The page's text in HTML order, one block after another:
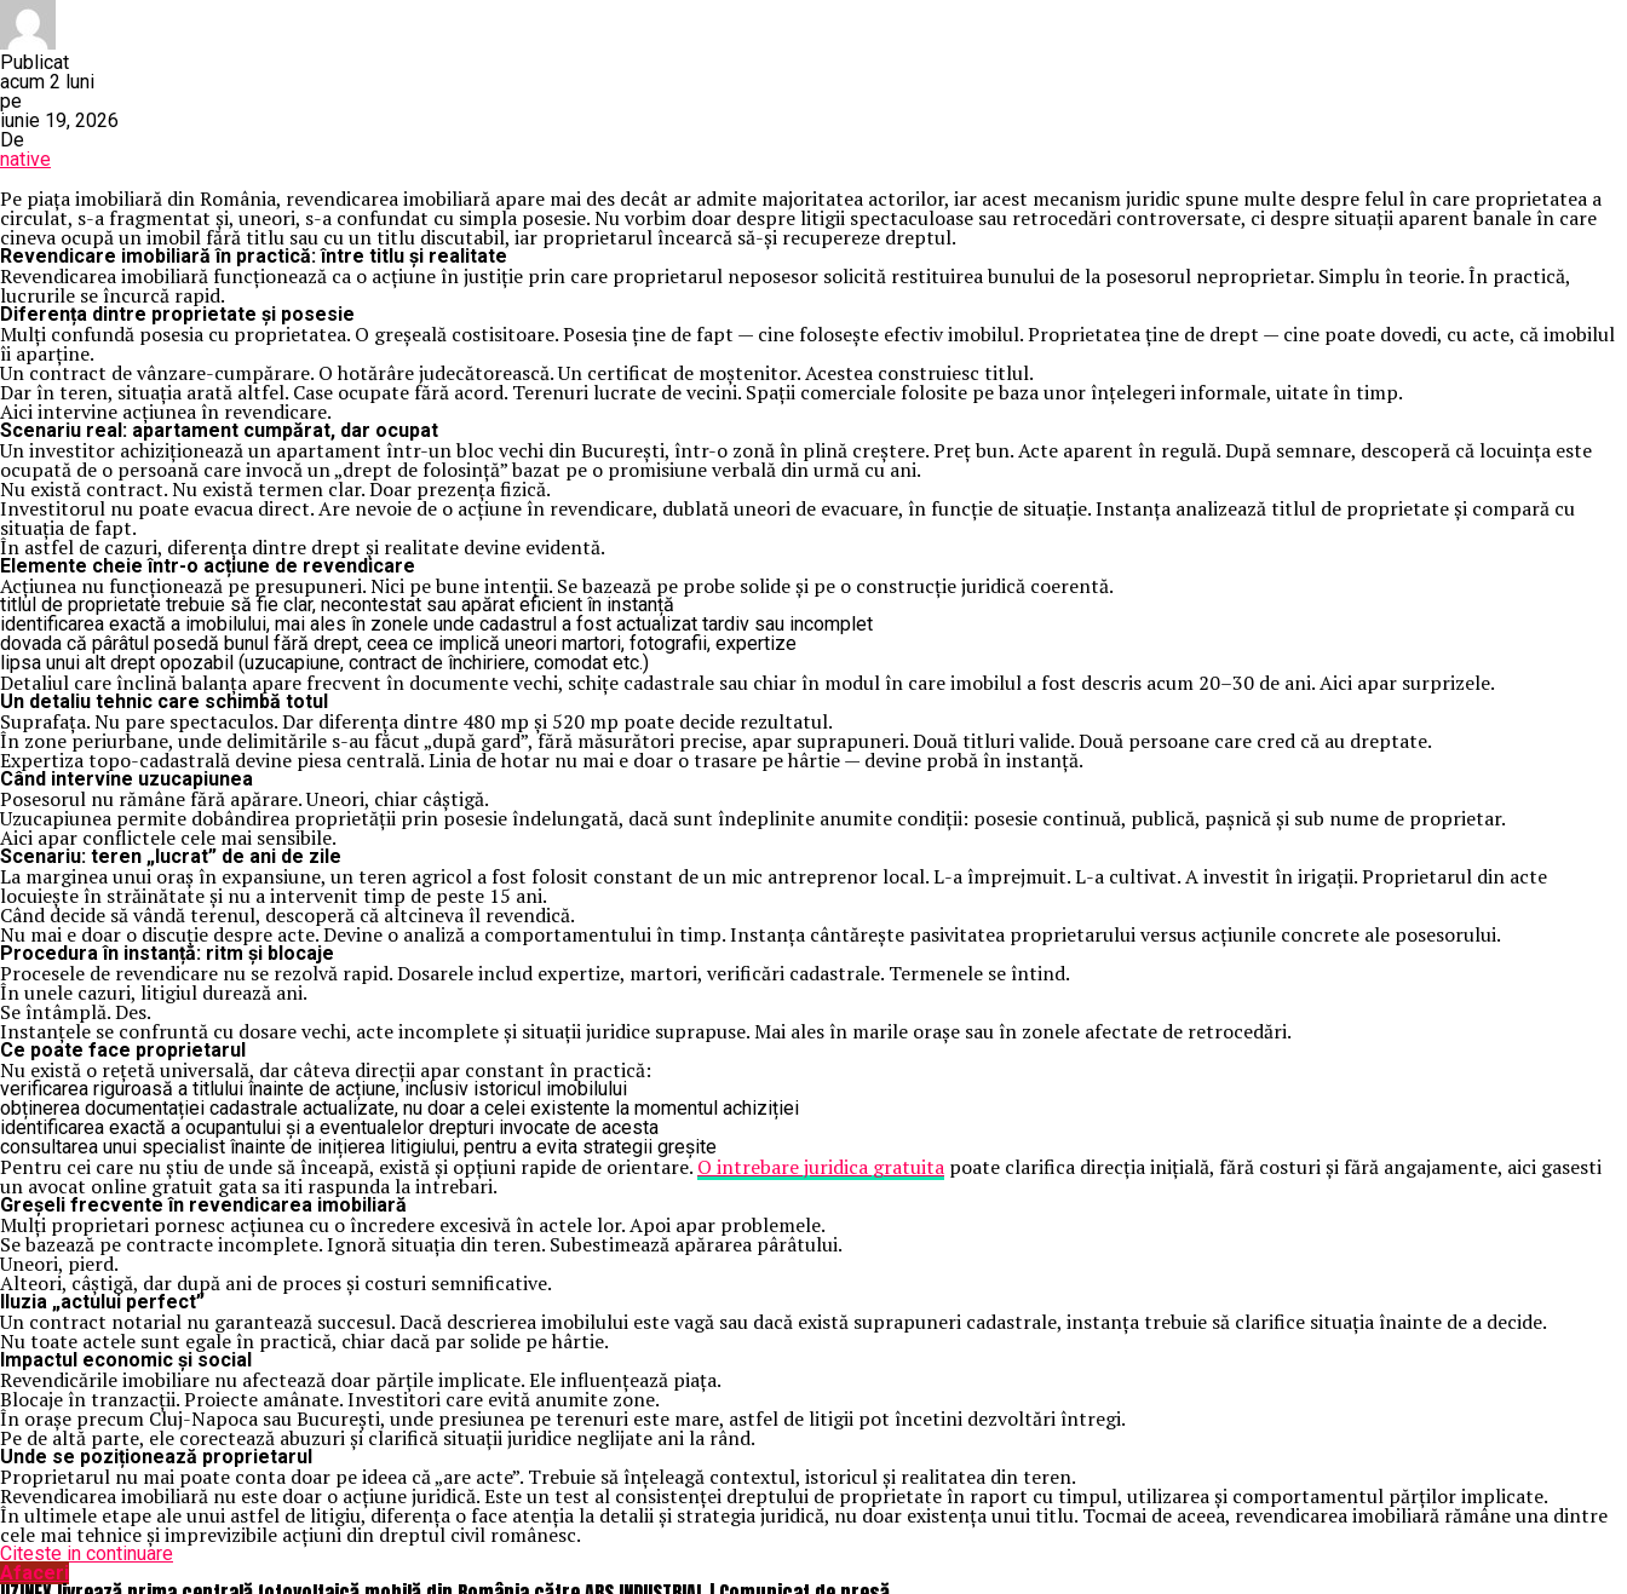
Publicat
acum 2 luni
pe
iunie 19, 2026
De
native
Pe piața imobiliară din România, revendicarea imobiliară apare mai des decât ar admite majoritatea actorilor, iar acest mecanism juridic spune multe despre felul în care proprietatea a
circulat, s-a fragmentat și, uneori, s-a confundat cu simpla posesie. Nu vorbim doar despre litigii spectaculoase sau retrocedări controversate, ci despre situații aparent banale în care
cineva ocupă un imobil fără titlu sau cu un titlu discutabil, iar proprietarul încearcă să-și recupereze dreptul.
Revendicare imobiliară în practică: între titlu și realitate
Revendicarea imobiliară funcționează ca o acțiune în justiție prin care proprietarul neposesor solicită restituirea bunului de la posesorul neproprietar. Simplu în teorie. În practică,
lucrurile se încurcă rapid.
Diferența dintre proprietate și posesie
Mulți confundă posesia cu proprietatea. O greșeală costisitoare. Posesia ține de fapt — cine folosește efectiv imobilul. Proprietatea ține de drept — cine poate dovedi, cu acte, că imobilul
îi aparține.
Un contract de vânzare-cumpărare. O hotărâre judecătorească. Un certificat de moștenitor. Acestea construiesc titlul.
Dar în teren, situația arată altfel. Case ocupate fără acord. Terenuri lucrate de vecini. Spații comerciale folosite pe baza unor înțelegeri informale, uitate în timp.
Aici intervine acțiunea în revendicare.
Scenariu real: apartament cumpărat, dar ocupat
Un investitor achiziționează un apartament într-un bloc vechi din București, într-o zonă în plină creștere. Preț bun. Acte aparent în regulă. După semnare, descoperă că locuința este
ocupată de o persoană care invocă un „drept de folosință” bazat pe o promisiune verbală din urmă cu ani.
Nu există contract. Nu există termen clar. Doar prezența fizică.
Investitorul nu poate evacua direct. Are nevoie de o acțiune în revendicare, dublată uneori de evacuare, în funcție de situație. Instanța analizează titlul de proprietate și compară cu
situația de fapt.
În astfel de cazuri, diferența dintre drept și realitate devine evidentă.
Elemente cheie într-o acțiune de revendicare
Acțiunea nu funcționează pe presupuneri. Nici pe bune intenții. Se bazează pe probe solide și pe o construcție juridică coerentă.
titlul de proprietate trebuie să fie clar, necontestat sau apărat eficient în instanță
identificarea exactă a imobilului, mai ales în zonele unde cadastrul a fost actualizat tardiv sau incomplet
dovada că pârâtul posedă bunul fără drept, ceea ce implică uneori martori, fotografii, expertize
lipsa unui alt drept opozabil (uzucapiune, contract de închiriere, comodat etc.)
Detaliul care înclină balanța apare frecvent în documente vechi, schițe cadastrale sau chiar în modul în care imobilul a fost descris acum 20–30 de ani. Aici apar surprizele.
Un detaliu tehnic care schimbă totul
Suprafața. Nu pare spectaculos. Dar diferența dintre 480 mp și 520 mp poate decide rezultatul.
În zone periurbane, unde delimitările s-au făcut „după gard”, fără măsurători precise, apar suprapuneri. Două titluri valide. Două persoane care cred că au dreptate.
Expertiza topo-cadastrală devine piesa centrală. Linia de hotar nu mai e doar o trasare pe hârtie — devine probă în instanță.
Când intervine uzucapiunea
Posesorul nu rămâne fără apărare. Uneori, chiar câștigă.
Uzucapiunea permite dobândirea proprietății prin posesie îndelungată, dacă sunt îndeplinite anumite condiții: posesie continuă, publică, pașnică și sub nume de proprietar.
Aici apar conflictele cele mai sensibile.
Scenariu: teren „lucrat” de ani de zile
La marginea unui oraș în expansiune, un teren agricol a fost folosit constant de un mic antreprenor local. L-a împrejmuit. L-a cultivat. A investit în irigații. Proprietarul din acte
locuiește în străinătate și nu a intervenit timp de peste 15 ani.
Când decide să vândă terenul, descoperă că altcineva îl revendică.
Nu mai e doar o discuție despre acte. Devine o analiză a comportamentului în timp. Instanța cântărește pasivitatea proprietarului versus acțiunile concrete ale posesorului.
Procedura în instanță: ritm și blocaje
Procesele de revendicare nu se rezolvă rapid. Dosarele includ expertize, martori, verificări cadastrale. Termenele se întind.
În unele cazuri, litigiul durează ani.
Se întâmplă. Des.
Instanțele se confruntă cu dosare vechi, acte incomplete și situații juridice suprapuse. Mai ales în marile orașe sau în zonele afectate de retrocedări.
Ce poate face proprietarul
Nu există o rețetă universală, dar câteva direcții apar constant în practică:
verificarea riguroasă a titlului înainte de acțiune, inclusiv istoricul imobilului
obținerea documentației cadastrale actualizate, nu doar a celei existente la momentul achiziției
identificarea exactă a ocupantului și a eventualelor drepturi invocate de acesta
consultarea unui specialist înainte de inițierea litigiului, pentru a evita strategii greșite
Pentru cei care nu știu de unde să înceapă, există și opțiuni rapide de orientare. O intrebare juridica gratuita poate clarifica direcția inițială, fără costuri și fără angajamente, aici gasesti
un avocat online gratuit gata sa iti raspunda la intrebari.
Greșeli frecvente în revendicarea imobiliară
Mulți proprietari pornesc acțiunea cu o încredere excesivă în actele lor. Apoi apar problemele.
Se bazează pe contracte incomplete. Ignoră situația din teren. Subestimează apărarea pârâtului.
Uneori, pierd.
Alteori, câștigă, dar după ani de proces și costuri semnificative.
Iluzia „actului perfect”
Un contract notarial nu garantează succesul. Dacă descrierea imobilului este vagă sau dacă există suprapuneri cadastrale, instanța trebuie să clarifice situația înainte de a decide.
Nu toate actele sunt egale în practică, chiar dacă par solide pe hârtie.
Impactul economic și social
Revendicările imobiliare nu afectează doar părțile implicate. Ele influențează piața.
Blocaje în tranzacții. Proiecte amânate. Investitori care evită anumite zone.
În orașe precum Cluj-Napoca sau București, unde presiunea pe terenuri este mare, astfel de litigii pot încetini dezvoltări întregi.
Pe de altă parte, ele corectează abuzuri și clarifică situații juridice neglijate ani la rând.
Unde se poziționează proprietarul
Proprietarul nu mai poate conta doar pe ideea că „are acte”. Trebuie să înțeleagă contextul, istoricul și realitatea din teren.
Revendicarea imobiliară nu este doar o acțiune juridică. Este un test al consistenței dreptului de proprietate în raport cu timpul, utilizarea și comportamentul părților implicate.
În ultimele etape ale unui astfel de litigiu, diferența o face atenția la detalii și strategia juridică, nu doar existența unui titlu. Tocmai de aceea, revendicarea imobiliară rămâne una dintre
cele mai tehnice și imprevizibile acțiuni din dreptul civil românesc.
Citeste in continuare
Afaceri